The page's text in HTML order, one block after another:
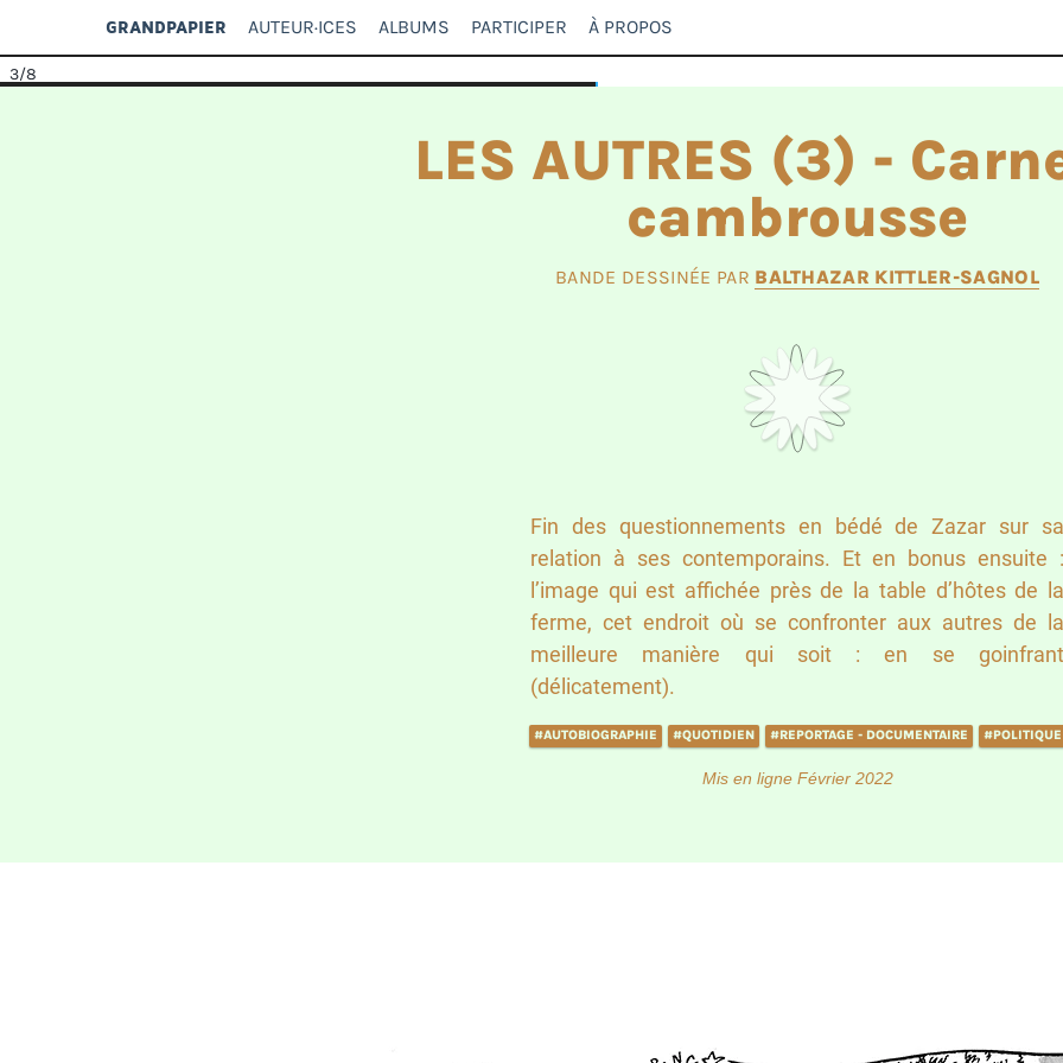
GRANDPAPIER AUTEUR·ICES ALBUMS PARTICIPER À PROPOS
3/8
LES AUTRES (3) -
cambrousse
BANDE DESSINÉE PAR BALTHAZAR KITTLER-SAGNOL
Fin des questionnements en bédé de Zazar sur sa
relation à ses contemporains. Et en bonus ensuite :
l’image qui est affichée près de la table d’hôtes de la
ferme, cet endroit où se confronter aux autres de la
meilleure manière qui soit : en se goinfrant
(délicatement).
#AUTOBIOGRAPHIE #QUOTIDIEN #REPORTAGE - DOCUMENTAIRE #POLITIQUE
Mis en ligne Février 2022